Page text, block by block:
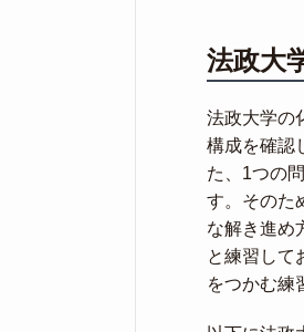
法政大
法政大学の
構成を確認
た、1つの
す。そのた
な解き進め
と練習して
をつかむ練